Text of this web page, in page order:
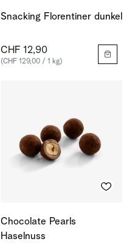
Snacking Florentiner dunkel
CHF 12,90
(CHF 129,00 / 1 kg)
Chocolate Pearls
Haselnuss